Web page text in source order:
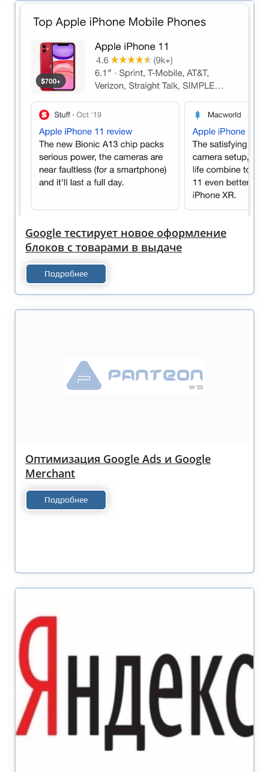
Google тестирует новое оформление
блоков с товарами в выдаче
Подробнее
Оптимизация Google Ads и Google
Merchant
Подробнее